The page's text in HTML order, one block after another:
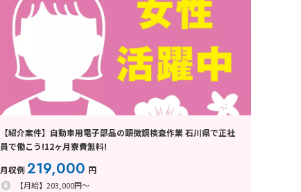
【紹介案件】自動車用電子部品の顕微鏡検査作業 石川県で正社
員で働こう!12ヶ月寮費無料!
月収例219,000 円
【月給】203,000円～